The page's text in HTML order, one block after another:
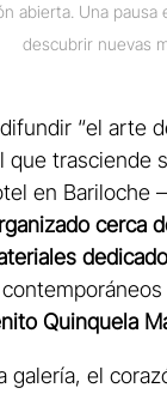
abierta. Una
descubrir nuevas
“el arte
trasciende
en
cerca
Quinquela
galería, el